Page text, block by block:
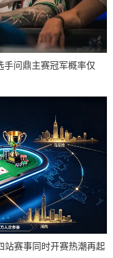
手问鼎主赛冠军概率仅
站赛事同时开赛热潮再起